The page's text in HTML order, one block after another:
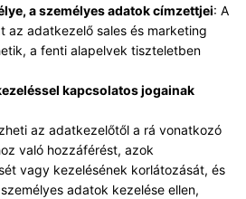
a személyes adatok címzettjei: A
az adatkezelő sales és marketing
a fenti alapelvek tiszteletben
kapcsolatos jogainak
az adatkezelőtől a rá vonatkozó
való hozzáférést, azok
vagy kezelésének korlátozását, és
adatok kezelése ellen,